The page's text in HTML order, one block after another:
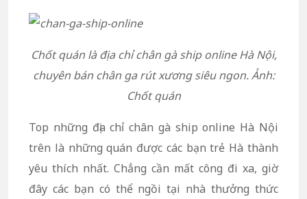
Chốt quán là địa chỉ chân gà ship online Hà Nội,
chuyên bán chân ga rút xương siêu ngon. Ảnh:
Chốt quán
Top những địa chỉ chân gà ship online Hà Nội
trên là những quán được các bạn trẻ Hà thành
yêu thích nhất. Chẳng cần mất công đi xa, giờ
đây các bạn có thể ngồi tại nhà thưởng thức